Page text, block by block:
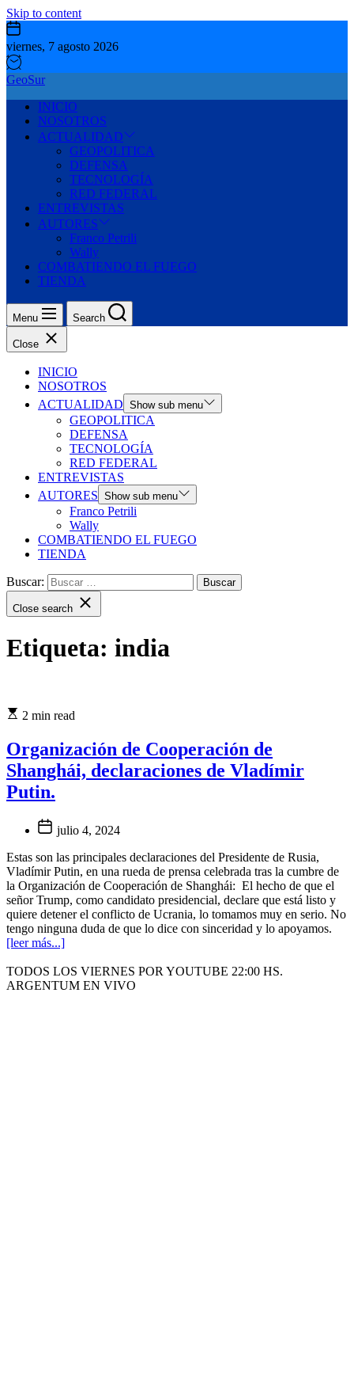
Skip to content
viernes, 7 agosto 2026
GeoSur
INICIO
NOSOTROS
ACTUALIDAD
GEOPOLITICA
DEFENSA
TECNOLOGÍA
RED FEDERAL
ENTREVISTAS
AUTORES
Franco Petrili
Wally
COMBATIENDO EL FUEGO
TIENDA
Menu Search
Close
INICIO
NOSOTROS
ACTUALIDAD Show sub menu
GEOPOLITICA
DEFENSA
TECNOLOGÍA
RED FEDERAL
ENTREVISTAS
AUTORES Show sub menu
Franco Petrili
Wally
COMBATIENDO EL FUEGO
TIENDA
Buscar:
Close search
Etiqueta: india
2 min read
Organización de Cooperación de
Shanghái, declaraciones de Vladímir
Putin.
julio 4, 2024
Estas son las principales declaraciones del Presidente de Rusia,
Vladímir Putin, en una rueda de prensa celebrada tras la cumbre de
la Organización de Cooperación de Shanghái: El hecho de que el
señor Trump, como candidato presidencial, declare que está listo y
quiere detener el conflicto de Ucrania, lo tomamos muy en serio. No
tengo ninguna duda de que lo dice con sinceridad y lo apoyamos.
[leer más...]
TODOS LOS VIERNES POR YOUTUBE 22:00 HS.
ARGENTUM EN VIVO